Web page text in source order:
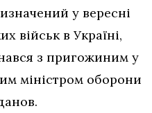
у вересні
військ в Україні,
з пригожиним у
міністром оборони